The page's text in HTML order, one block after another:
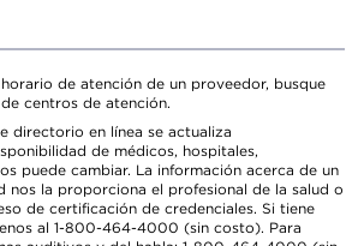
de atención de un proveedor, busque
centros de atención.
directorio en línea se actualiza
de médicos, hospitales,
puede cambiar. La información acerca de un
nos la proporciona el profesional de la salud o
de certificación de credenciales. Si tiene
al 1-800-464-4000 (sin costo). Para